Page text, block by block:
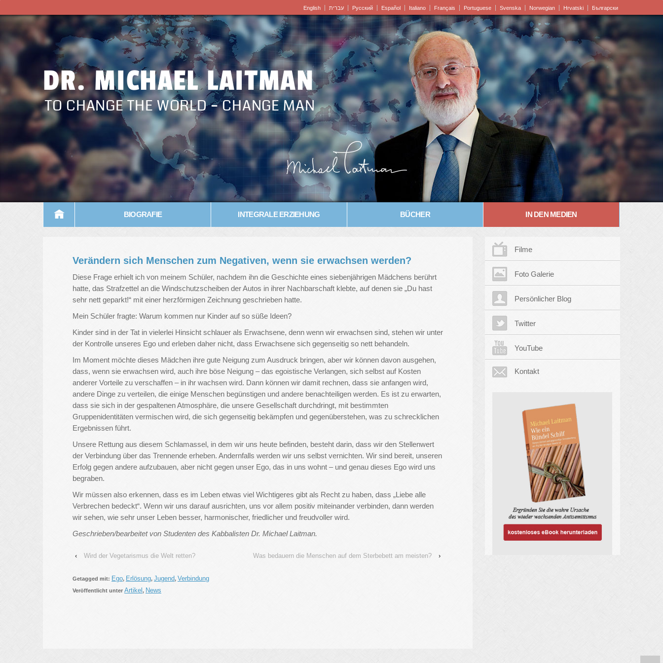
English עברית Pусский Español Italiano Français Portuguese Svenska Norwegian Hrvatski Български
DR. MICHAEL LAITMAN
TO CHANGE THE WORLD – CHANGE MAN
BIOGRAFIE INTEGRALE ERZIEHUNG BÜCHER IN DEN MEDIEN
Verändern sich Menschen zum Negativen, wenn sie erwachsen werden?
Diese Frage erhielt ich von meinem Schüler, nachdem ihn die Geschichte eines siebenjährigen Mädchens berührt
hatte, das Strafzettel an die Windschutzscheiben der Autos in ihrer Nachbarschaft klebte, auf denen sie „Du hast
sehr nett geparkt!“ mit einer herzförmigen Zeichnung geschrieben hatte.
Mein Schüler fragte: Warum kommen nur Kinder auf so süße Ideen?
Kinder sind in der Tat in vielerlei Hinsicht schlauer als Erwachsene, denn wenn wir erwachsen sind, stehen wir unter
der Kontrolle unseres Ego und erleben daher nicht, dass Erwachsene sich gegenseitig so nett behandeln.
Im Moment möchte dieses Mädchen ihre gute Neigung zum Ausdruck bringen, aber wir können davon ausgehen,
dass, wenn sie erwachsen wird, auch ihre böse Neigung – das egoistische Verlangen, sich selbst auf Kosten
anderer Vorteile zu verschaffen – in ihr wachsen wird. Dann können wir damit rechnen, dass sie anfangen wird,
andere Dinge zu verteilen, die einige Menschen begünstigen und andere benachteiligen werden. Es ist zu erwarten,
dass sie sich in der gespaltenen Atmosphäre, die unsere Gesellschaft durchdringt, mit bestimmten
Gruppenidentitäten vermischen wird, die sich gegenseitig bekämpfen und gegenüberstehen, was zu schrecklichen
Ergebnissen führt.
Unsere Rettung aus diesem Schlamassel, in dem wir uns heute befinden, besteht darin, dass wir den Stellenwert
der Verbindung über das Trennende erheben. Andernfalls werden wir uns selbst vernichten. Wir sind bereit, unseren
Erfolg gegen andere aufzubauen, aber nicht gegen unser Ego, das in uns wohnt – und genau dieses Ego wird uns
begraben.
Wir müssen also erkennen, dass es im Leben etwas viel Wichtigeres gibt als Recht zu haben, dass „Liebe alle
Verbrechen bedeckt“. Wenn wir uns darauf ausrichten, uns vor allem positiv miteinander verbinden, dann werden
wir sehen, wie sehr unser Leben besser, harmonischer, friedlicher und freudvoller wird.
Geschrieben/bearbeitet von Studenten des Kabbalisten Dr. Michael Laitman.
‹ Wird der Vegetarismus die Welt retten? Was bedauern die Menschen auf dem Sterbebett am meisten? ›
Getagged mit: Ego, Erlösung, Jugend, Verbindung
Veröffentlicht unter Artikel , News
Filme
Foto Galerie
Persönlicher Blog
Twitter
YouTube
Kontakt